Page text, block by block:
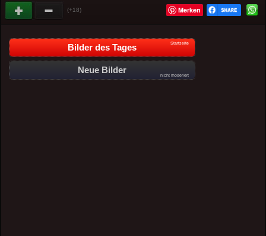
(+18) Merken
Bilder des Tages Startseite
Neue Bilder
nicht moderiert